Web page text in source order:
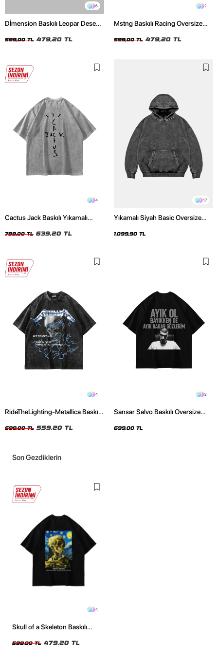
6
Dİmension Baskılı Leopar Desenli
Tshirt
599,00 TL 479,20 TL
2
Mstng Baskılı Racing Oversize
599,00 TL 479,20 TL
4
Cactus Jack Baskılı Yıkamalı
799,00 TL 639,20 TL
17
Yıkamalı Siyah Basic Oversize
1.099,90 TL
4
RideTheLighting-Metallica Baskılı
Tshirt
699,00 TL 559,20 TL
2
Sansar Salvo Baskılı Oversize
699,00 TL
Son Gezdiklerin
4
Skull of a Skeleton Baskılı
599,00 TL 479,20 TL